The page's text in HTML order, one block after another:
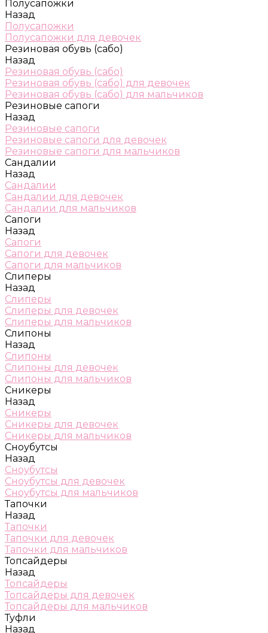
Полусапожки
Назад
Полусапожки
Полусапожки для девочек
Резиновая обувь (сабо)
Назад
Резиновая обувь (сабо)
Резиновая обувь (сабо) для девочек
Резиновая обувь (сабо) для мальчиков
Резиновые сапоги
Назад
Резиновые сапоги
Резиновые сапоги для девочек
Резиновые сапоги для мальчиков
Сандалии
Назад
Сандалии
Сандалии для девочек
Сандалии для мальчиков
Сапоги
Назад
Сапоги
Сапоги для девочек
Сапоги для мальчиков
Слиперы
Назад
Слиперы
Слиперы для девочек
Слиперы для мальчиков
Слипоны
Назад
Слипоны
Слипоны для девочек
Слипоны для мальчиков
Сникеры
Назад
Сникеры
Сникеры для девочек
Сникеры для мальчиков
Сноубутсы
Назад
Сноубутсы
Сноубутсы для девочек
Сноубутсы для мальчиков
Тапочки
Назад
Тапочки
Тапочки для девочек
Тапочки для мальчиков
Топсайдеры
Назад
Топсайдеры
Топсайдеры для девочек
Топсайдеры для мальчиков
Туфли
Назад